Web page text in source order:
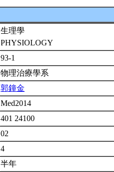
生理學
PHYSIOLOGY
93-1
物理治療學系
郭鐘金
Med2014
401 24100
02
4
半年